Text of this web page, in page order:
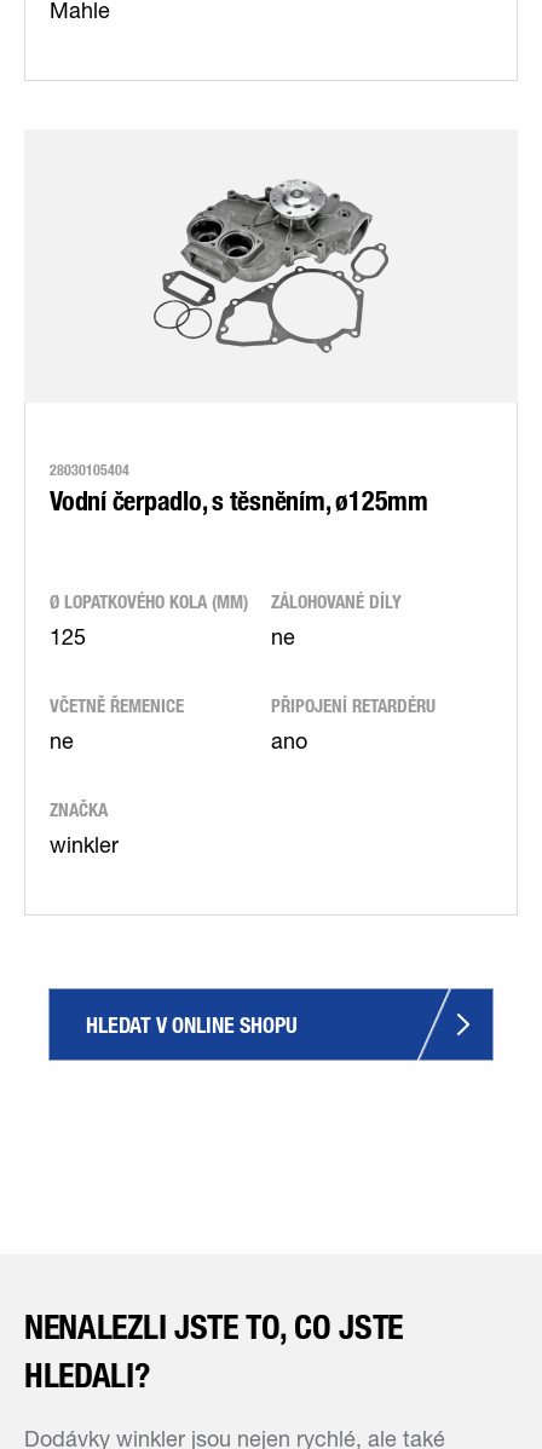
Mahle
28030105404
Vodní čerpadlo, s těsněním, ø125mm
Ø LOPATKOVÉHO KOLA (MM)
125
ZÁLOHOVANÉ DÍLY
ne
VČETNĚ ŘEMENICE
ne
PŘIPOJENÍ RETARDÉRU
ano
ZNAČKA
winkler
HLEDAT V ONLINE SHOPU
NENALEZLI JSTE TO, CO JSTE
HLEDALI?
Dodávky winkler jsou nejen rychlé, ale také